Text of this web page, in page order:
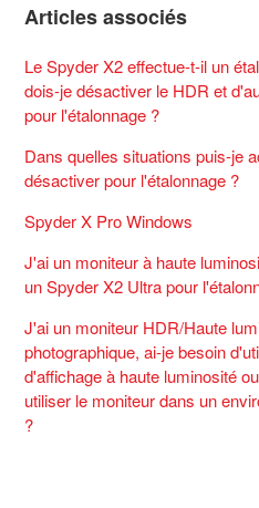
Articles associés
Le Spyder X2 effectue-t-il un
dois-je désactiver le HDR et
pour l'étalonnage ?
Dans quelles situations puis-je
désactiver pour l'étalonnage ?
Spyder X Pro Windows
J'ai un moniteur à haute
un Spyder X2 Ultra pour
J'ai un moniteur HDR/Haute
photographique, ai-je besoin
d'affichage à haute luminosité
utiliser le moniteur dans un
?